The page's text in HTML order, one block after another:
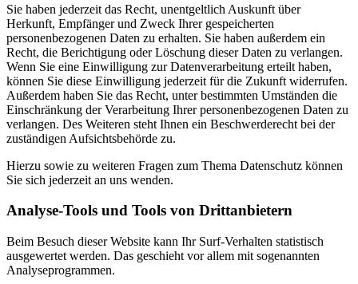
Sie haben jederzeit das Recht, unentgeltlich Auskunft über
Herkunft, Empfänger und Zweck Ihrer gespeicherten
personenbezogenen Daten zu erhalten. Sie haben außerdem ein
Recht, die Berichtigung oder Löschung dieser Daten zu verlangen.
Wenn Sie eine Einwilligung zur Datenverarbeitung erteilt haben,
können Sie diese Einwilligung jederzeit für die Zukunft widerrufen.
Außerdem haben Sie das Recht, unter bestimmten Umständen die
Einschränkung der Verarbeitung Ihrer personenbezogenen Daten zu
verlangen. Des Weiteren steht Ihnen ein Beschwerderecht bei der
zuständigen Aufsichtsbehörde zu.
Hierzu sowie zu weiteren Fragen zum Thema Datenschutz können
Sie sich jederzeit an uns wenden.
Analyse-Tools und Tools von Dritt­anbietern
Beim Besuch dieser Website kann Ihr Surf-Verhalten statistisch
ausgewertet werden. Das geschieht vor allem mit sogenannten
Analyseprogrammen.